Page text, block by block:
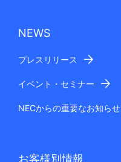
NEWS
プレスリリース
イベント・セミナー
NECからの重要なお知らせ
お客様別情報